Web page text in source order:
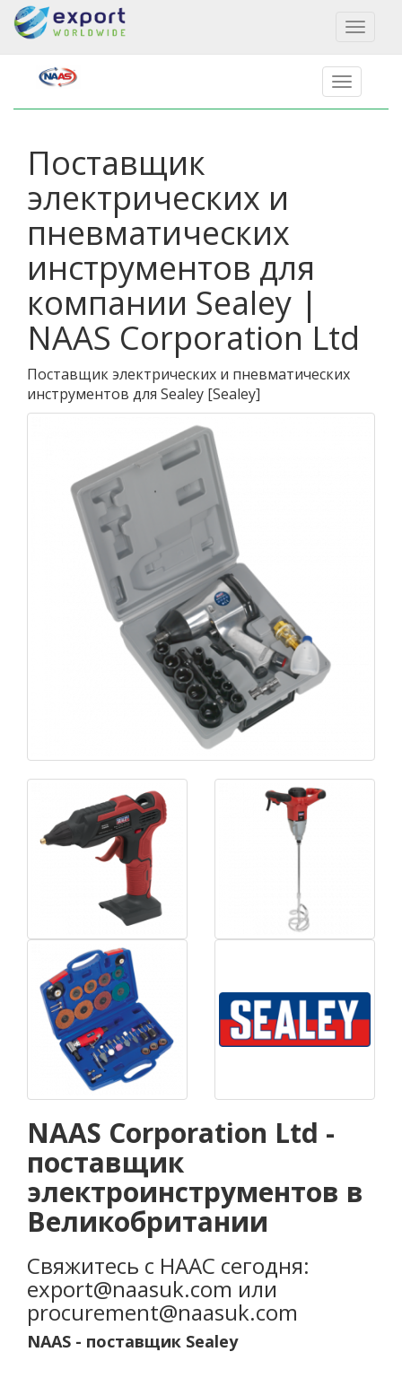
Toggle
Поставщик
электрических и
пневматических
инструментов для
компании Sealey |
NAAS Corporation Ltd
Поставщик электрических и пневматических
инструментов для Sealey [Sealey]
NAAS Corporation Ltd -
поставщик
электроинструментов в
Великобритании
Свяжитесь с НААС сегодня:
export@naasuk.com или
procurement@naasuk.com
NAAS - поставщик Sealey